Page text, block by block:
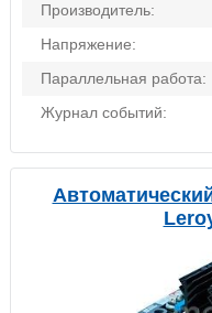
Производитель:
Напряжение:
Параллельная работа:
Журнал событий: